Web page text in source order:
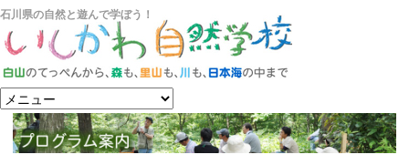
石川県の自然と遊んで学ぼう！